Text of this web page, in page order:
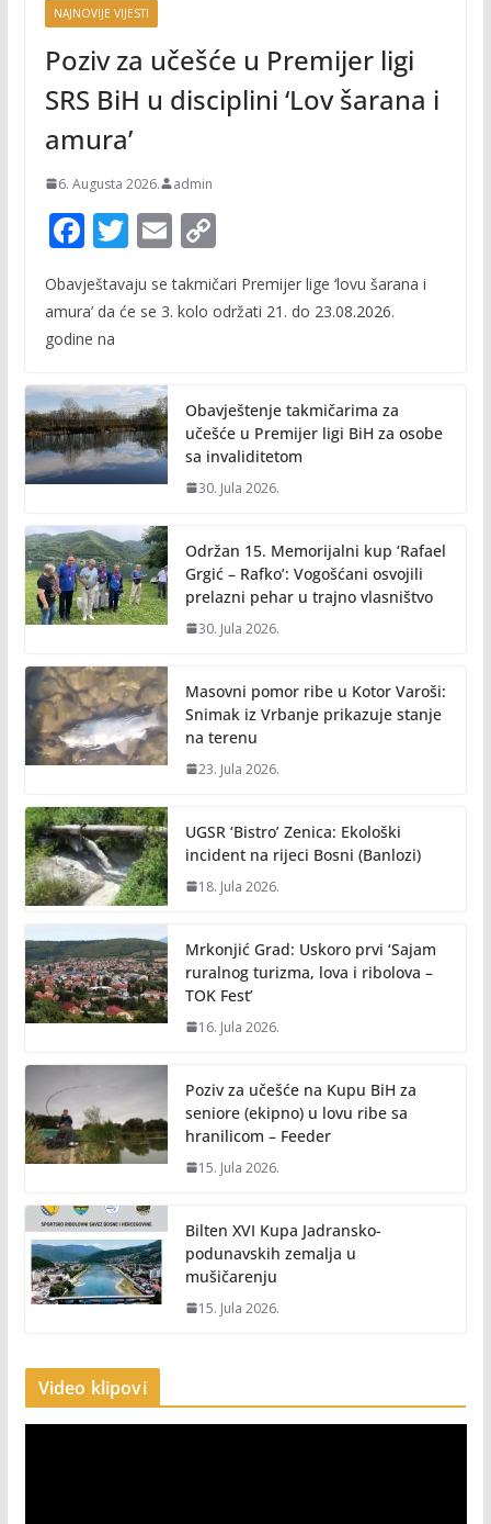
NAJNOVIJE VIJESTI
Poziv za učešće u Premijer ligi
SRS BiH u disciplini ‘Lov šarana i
amura’
6. Augusta 2026. admin
F
e
b
o
k
T
itt
E
ai
C
p
n
k
Obavještavaju se takmičari Premijer lige ‘lovu šarana i
amura’ da će se 3. kolo održati 21. do 23.08.2026.
godine na
Obavještenje takmičarima za
učešće u Premijer ligi BiH za osobe
sa invaliditetom
30. Jula 2026.
Održan 15. Memorijalni kup ‘Rafael
Grgić – Rafko’: Vogošćani osvojili
prelazni pehar u trajno vlasništvo
30. Jula 2026.
Masovni pomor ribe u Kotor Varoši:
Snimak iz Vrbanje prikazuje stanje
na terenu
23. Jula 2026.
UGSR ‘Bistro’ Zenica: Ekološki
incident na rijeci Bosni (Banlozi)
18. Jula 2026.
Mrkonjić Grad: Uskoro prvi ‘Sajam
ruralnog turizma, lova i ribolova –
TOK Fest’
16. Jula 2026.
Poziv za učešće na Kupu BiH za
seniore (ekipno) u lovu ribe sa
hranilicom – Feeder
15. Jula 2026.
Bilten XVI Kupa Jadransko-
podunavskih zemalja u
mušičarenju
15. Jula 2026.
Video klipovi